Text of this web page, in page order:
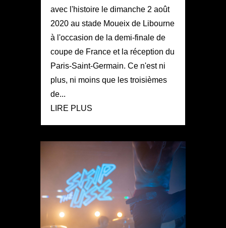
avec l'histoire le dimanche 2 août
2020 au stade Moueix de Libourne
à l'occasion de la demi-finale de
coupe de France et la réception du
Paris-Saint-Germain. Ce n'est ni
plus, ni moins que les troisièmes
de...
LIRE PLUS